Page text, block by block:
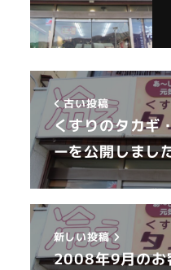
古い投稿
くすりのタカギ
ーを公開しまし
新しい投稿
2008年9月のお